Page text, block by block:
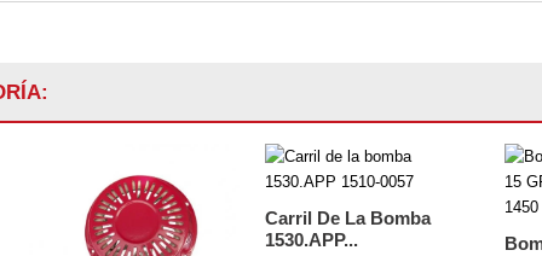
Carril De La Bomba
1530.APP...